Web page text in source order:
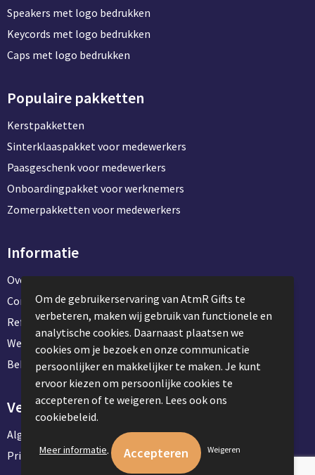
Speakers met logo bedrukken
Keycords met logo bedrukken
Caps met logo bedrukken
Populaire pakketten
Kerstpakketten
Sinterklaaspakket voor medewerkers
Paasgeschenk voor medewerkers
Onboardingpakket voor werknemers
Zomerpakketten voor medewerkers
Informatie
Over ons
Contact en klantenservice
Referentie projecten
Werken & stage bij AtmR Gifts
Bekijk kantoorbenodigdheden
Veilig winkelen
Algemene voorwaarden
Privacyverklaring
Om de gebruikerservaring van AtmR Gifts te
verbeteren, maken wij gebruik van functionele en
analytische cookies. Daarnaast plaatsen we
cookies om je bezoek en onze communicatie
persoonlijker en makkelijker te maken. Je kunt
ervoor kiezen om persoonlijke cookies te
accepteren of te weigeren. Lees ook ons
cookiebeleid.
Meer informatie. Weigeren